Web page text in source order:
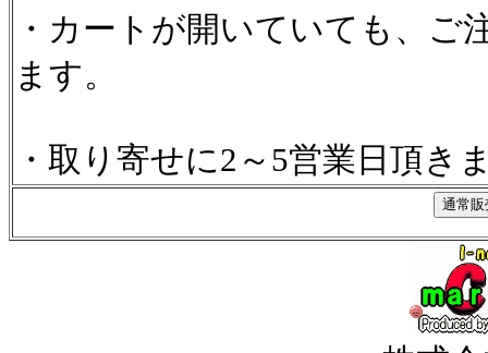
・カートが開いていても、ご
ます。
・取り寄せに2～5営業日頂き